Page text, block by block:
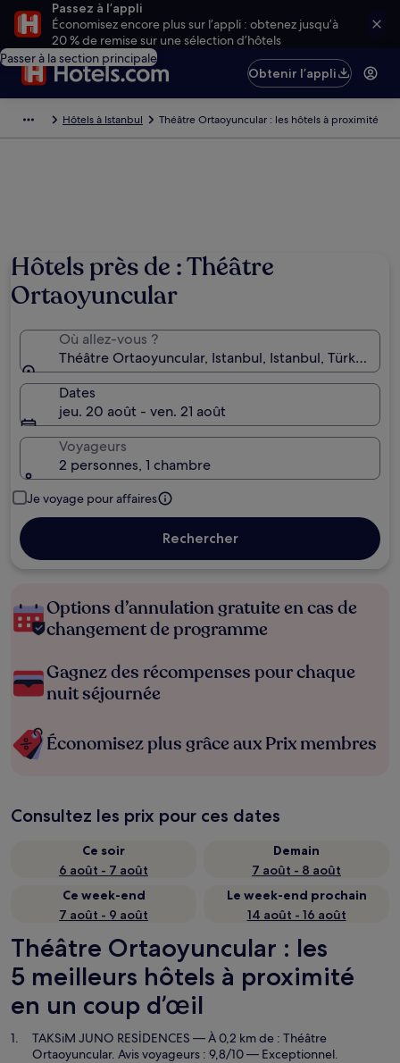
Passez à l’appli
Économisez encore plus sur l’appli : obtenez jusqu’à
20 % de remise sur une sélection d’hôtels
Passer à la section principale
Obtenir l’appli
Hôtels à Istanbul Théâtre Ortaoyuncular : les hôtels à proximité
Hôtels près de : Théâtre
Ortaoyuncular
Où allez-vous ?
Théâtre Ortaoyuncular, Istanbul, Istanbul, Türkiye
Dates
jeu. 20 août - ven. 21 août
Voyageurs
2 personnes, 1 chambre
Je voyage pour affaires
Rechercher
Options d’annulation gratuite en cas de
changement de programme
Gagnez des récompenses pour chaque
nuit séjournée
Économisez plus grâce aux Prix membres
Consultez les prix pour ces dates
Ce soir
6 août - 7 août
Demain
7 août - 8 août
Ce week-end
7 août - 9 août
Le week-end prochain
14 août - 16 août
Théâtre Ortaoyuncular : les
5 meilleurs hôtels à proximité
en un coup d’œil
TAKSiM JUNO RESİDENCES — À 0,2 km de : Théâtre
Ortaoyuncular. Avis voyageurs : 9,8/10 — Exceptionnel.